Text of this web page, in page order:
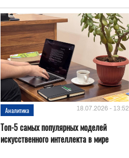
Аналитика 18.07.2026 - 13:52
Топ-5 самых популярных моделей
искусственного интеллекта в мире